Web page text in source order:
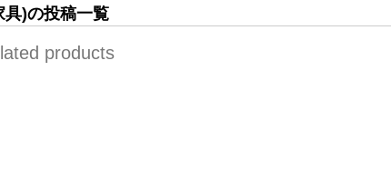
具)の投稿一覧